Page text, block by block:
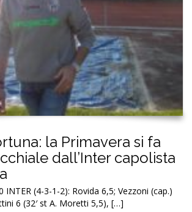
la Primavera si fa
dall’Inter capolista
INTER (4-3-1-2): Rovida 6,5; Vezzoni (cap.)
6 (32′ st A. Moretti 5,5), […]